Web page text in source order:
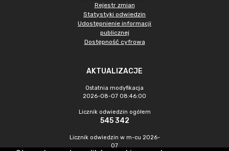
Rejestr zmian
Statystyki odwiedzin
Udostępnienie informacji
publicznej
Dostępność cyfrowa
AKTUALIZACJE
Ostatnia modyfikacja
2026-08-07 08:46:00
Licznik odwiedzin ogółem
545 342
Licznik odwiedzin w m-cu 2026-
07